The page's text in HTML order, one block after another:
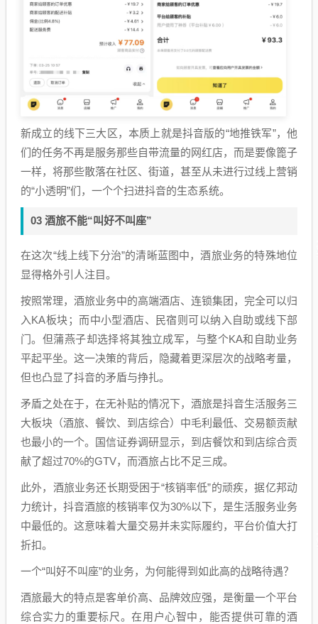
新成立的线下三大区，本质上就是抖音版的“地推铁军”，他
们的任务不再是服务那些自带流量的网红店，而是要像篦子
一样，将那些散落在社区、街道，甚至从未进行过线上营销
的“小透明”们，一个个扫进抖音的生态系统。
03 酒旅不能“叫好不叫座”
在这次“线上线下分治”的清晰蓝图中，酒旅业务的特殊地位
显得格外引人注目。
按照常理，酒旅业务中的高端酒店、连锁集团，完全可以归
入KA板块；而中小型酒店、民宿则可以纳入自助或线下部
门。但蒲燕子却选择将其独立成军，与整个KA和自助业务
平起平坐。这一决策的背后，隐藏着更深层次的战略考量，
但也凸显了抖音的矛盾与挣扎。
矛盾之处在于，在无补贴的情况下，酒旅是抖音生活服务三
大板块（酒旅、餐饮、到店综合）中毛利最低、交易额贡献
也最小的一个。国信证券调研显示，到店餐饮和到店综合贡
献了超过70%的GTV，而酒旅占比不足三成。
此外，酒旅业务还长期受困于“核销率低”的顽疾，据亿邦动
力统计，抖音酒旅的核销率仅为30%以下，是生活服务业务
中最低的。这意味着大量交易并未实际履约，平台价值大打
折扣。
一个“叫好不叫座”的业务，为何能得到如此高的战略待遇？
酒旅最大的特点是客单价高、品牌效应强，是衡量一个平台
综合实力的重要标尺。在用户心智中，能否提供可靠的酒